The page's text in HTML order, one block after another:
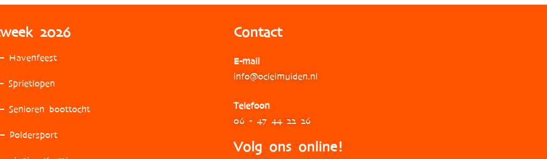
2026
Havenfeest
Sprietlopen
Senioren boottocht
Poldersport
Contact
E-mail
info@ocleimuiden.nl
Telefoon
06 - 47 44 22 26
Volg ons online!